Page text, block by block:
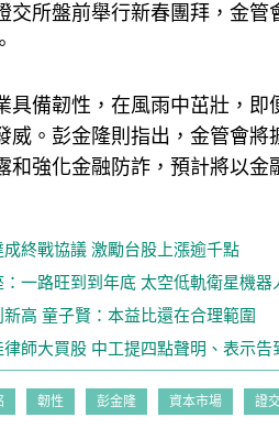
交所盤前舉行新春團拜，金
具備韌性，在風雨中茁壯，
威。彭金隆則指出，金管會
和強化金融防詐，預計將以金
終戰協議 激勵台股上漲逾千點
一路旺到到年底 太空低軌衛星機器
高 童子賢：本益比還在合理範圍
師大買股 中工提四點聲明、表示告
韌性 彭金隆 資本市場 證